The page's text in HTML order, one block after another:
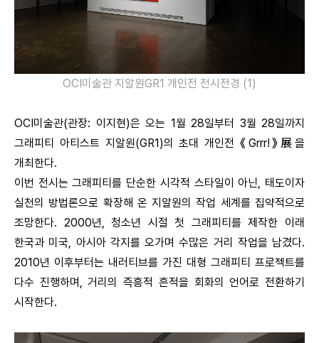
OCI미술관 지알원GR1 개인전 전시전경 (1)
OCI미술관(관장: 이지현)은 오는 1월 28일부터 3월 28일까지
그래피티 아티스트 지알원(GR1)의 초대 개인전 《Grrr!》展을
개최한다.
이번 전시는 그래피티를 단순한 시각적 스타일이 아닌, 태도이자
실천의 방법론으로 확장해 온 지알원의 작업 세계를 집약적으로
조망한다. 2000년, 청소년 시절 첫 그래피티를 제작한 이래
한국과 미국, 아시아 각지를 오가며 수많은 거리 작업을 남겼다.
2010년 이후부터는 내러티브를 가진 대형 그래피티 프로젝트를
다수 진행하며, 거리의 즉흥적 흔적을 회화의 언어로 전환하기
시작한다.